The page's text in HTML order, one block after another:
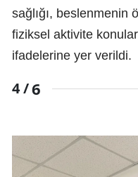
sağlığı, beslenmenin
fiziksel aktivite
ifadelerine yer verildi.
4 /6